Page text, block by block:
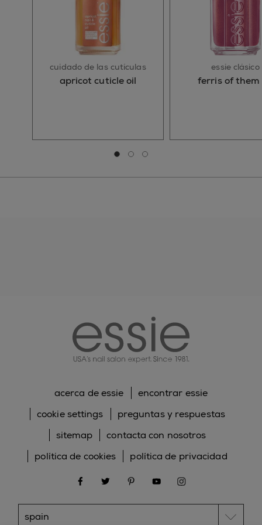
cuidado de las cutículas
apricot cuticle oil
essie clásico
ferris of them
Ir a la diapositiva 0
Ir a la diapositiva 1
Ir a la diapositiva 2
acerca de essie
encontrar essie
cookie settings
preguntas y respuestas
sitemap
contacta con nosotros
política de cookies
política de privacidad
facebooktwitter pinterestyoutubeinstagram